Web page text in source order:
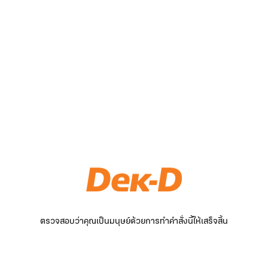
ตรวจสอบว่าคุณเป็นมนุษย์ด้วยการทำคำสั่งนี้ให้เสร็จสิ้น